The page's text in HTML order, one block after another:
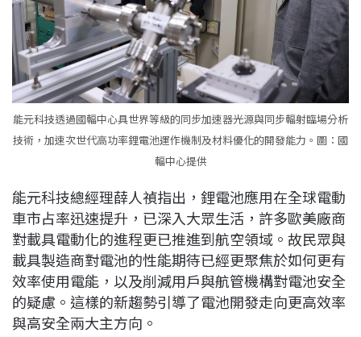
能元科技透過國輻中心具世界等級的同步加速器光源與同步輻射臨場分析
技術，加速次世代高功率鋰電池運作機制及材料優化的開發能力。圖：國
輻中心提供
能元科技總經理薛人禎指出，鋰電池應用在全球電動
車市占率迅速提升，已深入大眾生活，許多歐美廠商
對載具電動化的進程更已推進到航空領域。故民眾與
載具製造商對電池的性能期待已經更聚焦於如何更有
效率使用電能，以及削減用戶與航管機構對電池安全
的疑慮。這樣的新趨勢引導了電池開發走向更高效率
與高安全兩大主方向。